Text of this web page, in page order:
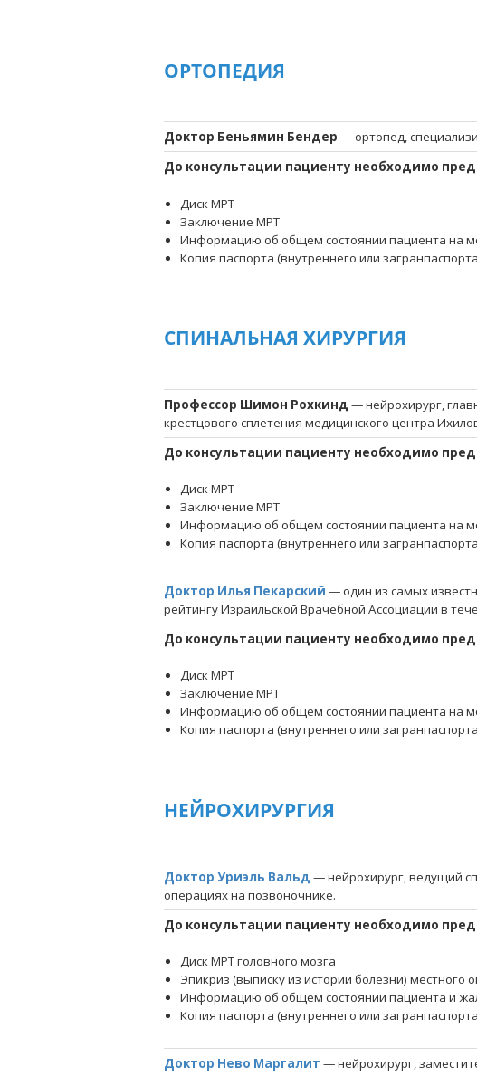
ОРТОПЕДИЯ
Доктор Беньямин Бендер — ортопед,
До консультации пациенту необходимо
Диск МРТ
Заключение МРТ
Информацию об общем состоянии пациента на
Копия паспорта (внутреннего или
СПИНАЛЬНАЯ ХИРУРГИЯ
Профессор Шимон Рохкинд — нейрохирург,
крестцового сплетения медицинского центра
До консультации пациенту необходимо
Диск МРТ
Заключение МРТ
Информацию об общем состоянии пациента на
Копия паспорта (внутреннего или
Доктор Илья Пекарский — один из самых
рейтингу Израильской Врачебной Ассоциации в
До консультации пациенту необходимо
Диск МРТ
Заключение МРТ
Информацию об общем состоянии пациента на
Копия паспорта (внутреннего или
НЕЙРОХИРУРГИЯ
Доктор Уриэль Вальд — нейрохирург, ведущий
операциях на позвоночнике.
До консультации пациенту необходимо
Диск МРТ головного мозга
Эпикриз (выписку из истории болезни) местного
Информацию об общем состоянии пациента и
Копия паспорта (внутреннего или
Доктор Нево Маргалит — нейрохирург,